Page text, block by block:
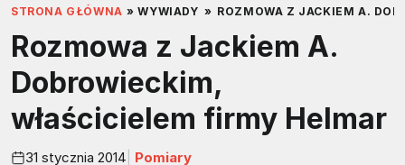
STRONA GŁÓWNA » WYWIADY » ROZMOWA Z JACKIEM A.
Rozmowa z Jackiem A.
Dobrowieckim,
właścicielem firmy Helmar
31 stycznia 2014 Pomiary